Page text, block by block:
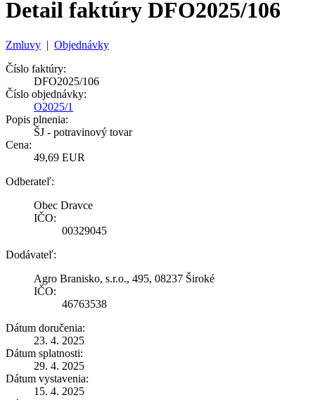
Detail faktúry DFO2025/106
Zmluvy | Objednávky
Číslo faktúry:
DFO2025/106
Číslo objednávky:
O2025/1
Popis plnenia:
ŠJ - potravinový tovar
Cena:
49,69 EUR
Odberateľ:
Obec Dravce
IČO:
00329045
Dodávateľ:
Agro Branisko, s.r.o., 495, 08237 Široké
IČO:
46763538
Dátum doručenia:
23. 4. 2025
Dátum splatnosti:
29. 4. 2025
Dátum vystavenia:
15. 4. 2025